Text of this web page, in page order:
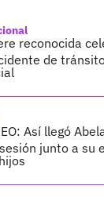
reconocida
de
Así llegó
junto a su